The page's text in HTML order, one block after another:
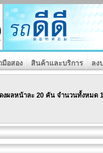
มือสอง สินค้าและบริการ ลง
ผลหน้าละ 20 คัน จำนวนทั้งหมด